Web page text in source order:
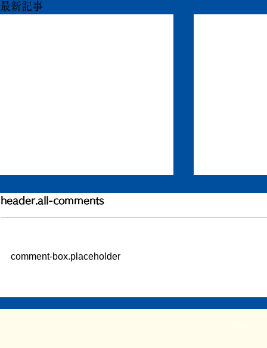
最新記事
1200件目、書いている本の
こと
ります。 ここまで約5年間。
『わたしは
header.all-comments
comment-box.placeholder